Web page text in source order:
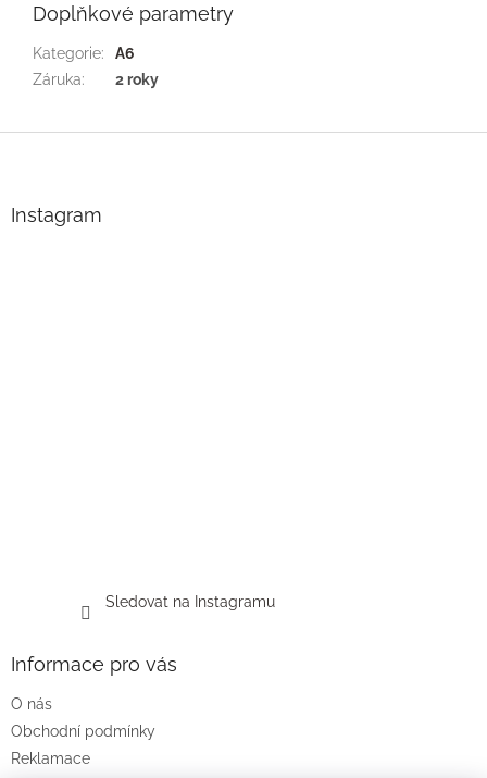
Doplňkové parametry
Kategorie:
A6
Záruka: 2 roky
Instagram
Sledovat na Instagramu
Informace pro vás
O nás
Obchodní podmínky
Reklamace